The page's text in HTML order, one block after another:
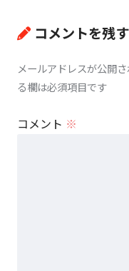
コメントを残す
メールアドレスが公開
る欄は必須項目です
コメント ※